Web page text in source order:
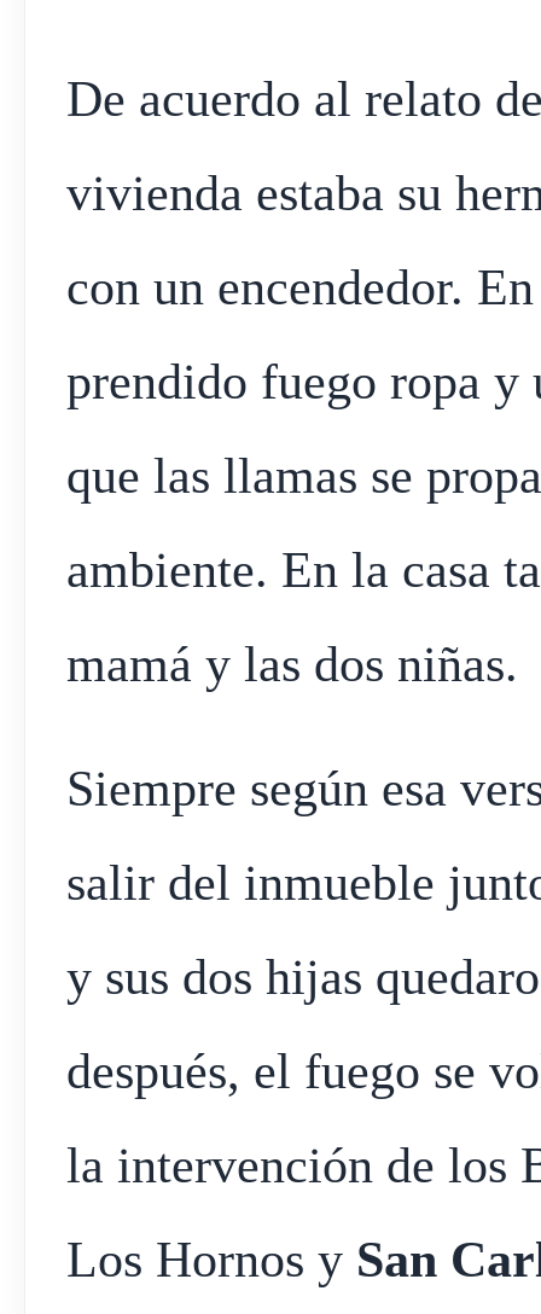
De acuerdo al relato
vivienda estaba su
con un encendedor.
prendido fuego ropa
que las llamas se
ambiente. En la casa
mamá y las dos niñas.
Siempre según esa
salir del inmueble
y sus dos hijas
después, el fuego se
la intervención de los
Los Hornos y San